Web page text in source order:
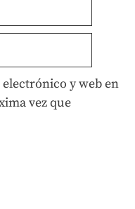
y web en
vez que